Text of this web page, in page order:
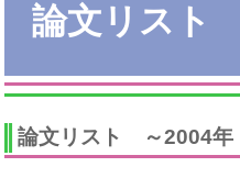
論文リスト
論文リスト ～2004年